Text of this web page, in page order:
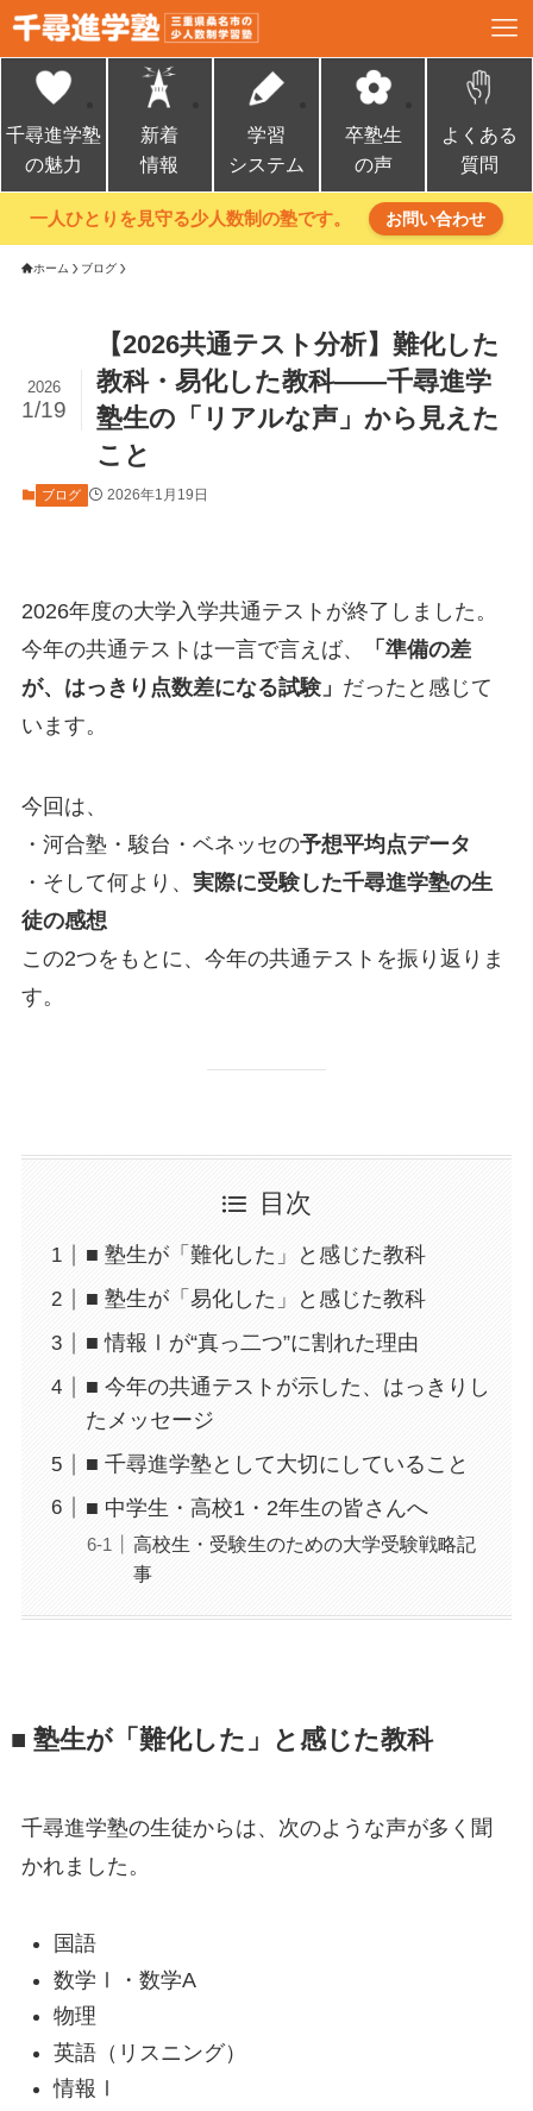
千尋進学塾
の魅力
新着
情報
学習
システム
卒塾生
の声
よくある
質問
一人ひとりを見守る少人数制の塾です。 お問い合わせ
ホーム ブログ
【2026共通テスト分析】難化した
教科・易化した教科――千尋進学
塾生の「リアルな声」から見えた
こと
2026
1/19
ブログ 2026年1月19日
2026年度の大学入学共通テストが終了しました。
今年の共通テストは一言で言えば、
「準備の差
が、はっきり点数差になる試験」 だったと感じて
います。
今回は、
・河合塾・駿台・ベネッセの予想平均点データ
・そして何より、 実際に受験した千尋進学塾の生
徒の感想
この2つをもとに、今年の共通テストを振り返りま
す。
目次
■ 塾生が「難化した」と感じた教科
■ 塾生が「易化した」と感じた教科
■ 情報Ⅰが“真っ二つ”に割れた理由
■ 今年の共通テストが示した、はっきりし
たメッセージ
■ 千尋進学塾として大切にしていること
■ 中学生・高校1・2年生の皆さんへ
高校生・受験生のための大学受験戦略記
事
■ 塾生が「難化した」と感じた教科
千尋進学塾の生徒からは、次のような声が多く聞
かれました。
国語
数学Ⅰ・数学A
物理
英語（リスニング）
情報Ⅰ